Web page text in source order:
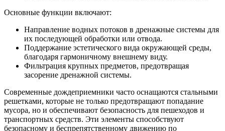
Основные функции включают:
Направление водных потоков в дренажные системы для
их последующей обработки или отвода.
Поддержание эстетического вида окружающей среды,
благодаря гармоничному внешнему виду.
Фильтрация крупных предметов, предотвращая
засорение дренажной системы.
Современные дождеприемники часто оснащаются стальными
решетками, которые не только предотвращают попадание
мусора, но и обеспечивают безопасность для пешеходов и
транспортных средств. Эти элементы способствуют
безопасному и беспрепятственному движению по